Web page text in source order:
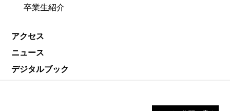
卒業生紹介
アクセス
ニュース
デジタルブック